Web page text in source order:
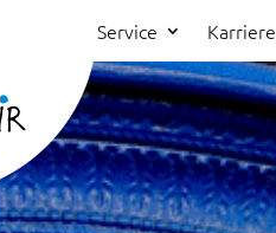
Service Karriere